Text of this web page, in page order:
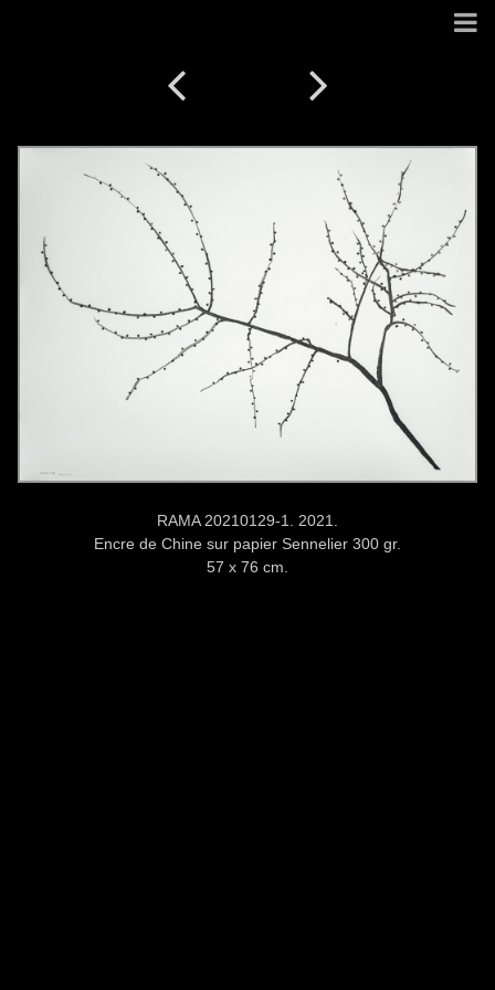
RAMA 20210129-1. 2021.
Encre de Chine sur papier Sennelier 300 gr.
57 x 76 cm.